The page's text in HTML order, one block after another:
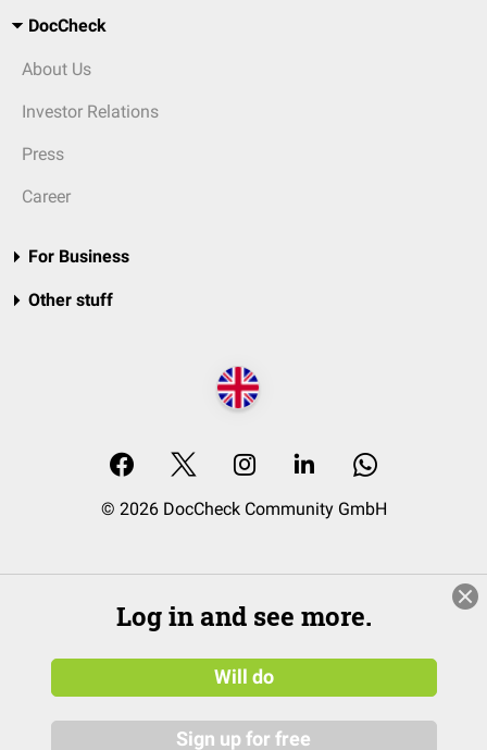
DocCheck
About Us
Investor Relations
Press
Career
For Business
Other stuff
© 2026 DocCheck Community GmbH
Log in and see more.
Will do
Sign up for free